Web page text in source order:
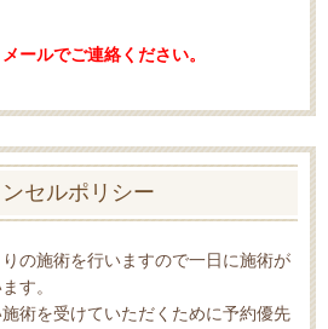
ールでご連絡ください。
セルポリシー
の施術を行いますので一日に施術が
す。
術を受けていただくために予約優先